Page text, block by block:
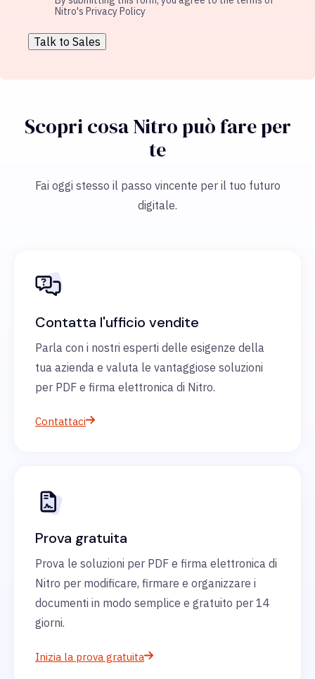
Nitro's Privacy Policy
Scopri cosa Nitro può fare per
te
Fai oggi stesso il passo vincente per il tuo futuro
digitale.
Contatta l'ufficio vendite
Parla con i nostri esperti delle esigenze della
tua azienda e valuta le vantaggiose soluzioni
per PDF e firma elettronica di Nitro.
Contattaci
Prova gratuita
Prova le soluzioni per PDF e firma elettronica di
Nitro per modificare, firmare e organizzare i
documenti in modo semplice e gratuito per 14
giorni.
Inizia la prova gratuita